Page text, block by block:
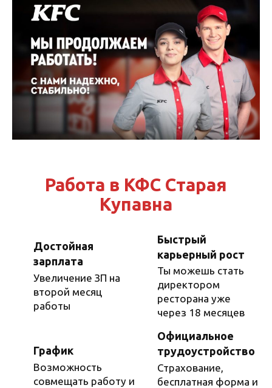
Перейти
содержанию
Работа в КФС Старая
Купавна
Достойная
зарплата
Увеличение ЗП на
второй месяц
работы
Быстрый
карьерный рост
Ты можешь стать
директором
ресторана уже
через 18 месяцев
График
Возможность
совмещать работу и
Официальное
трудоустройство
Страхование,
бесплатная форма и